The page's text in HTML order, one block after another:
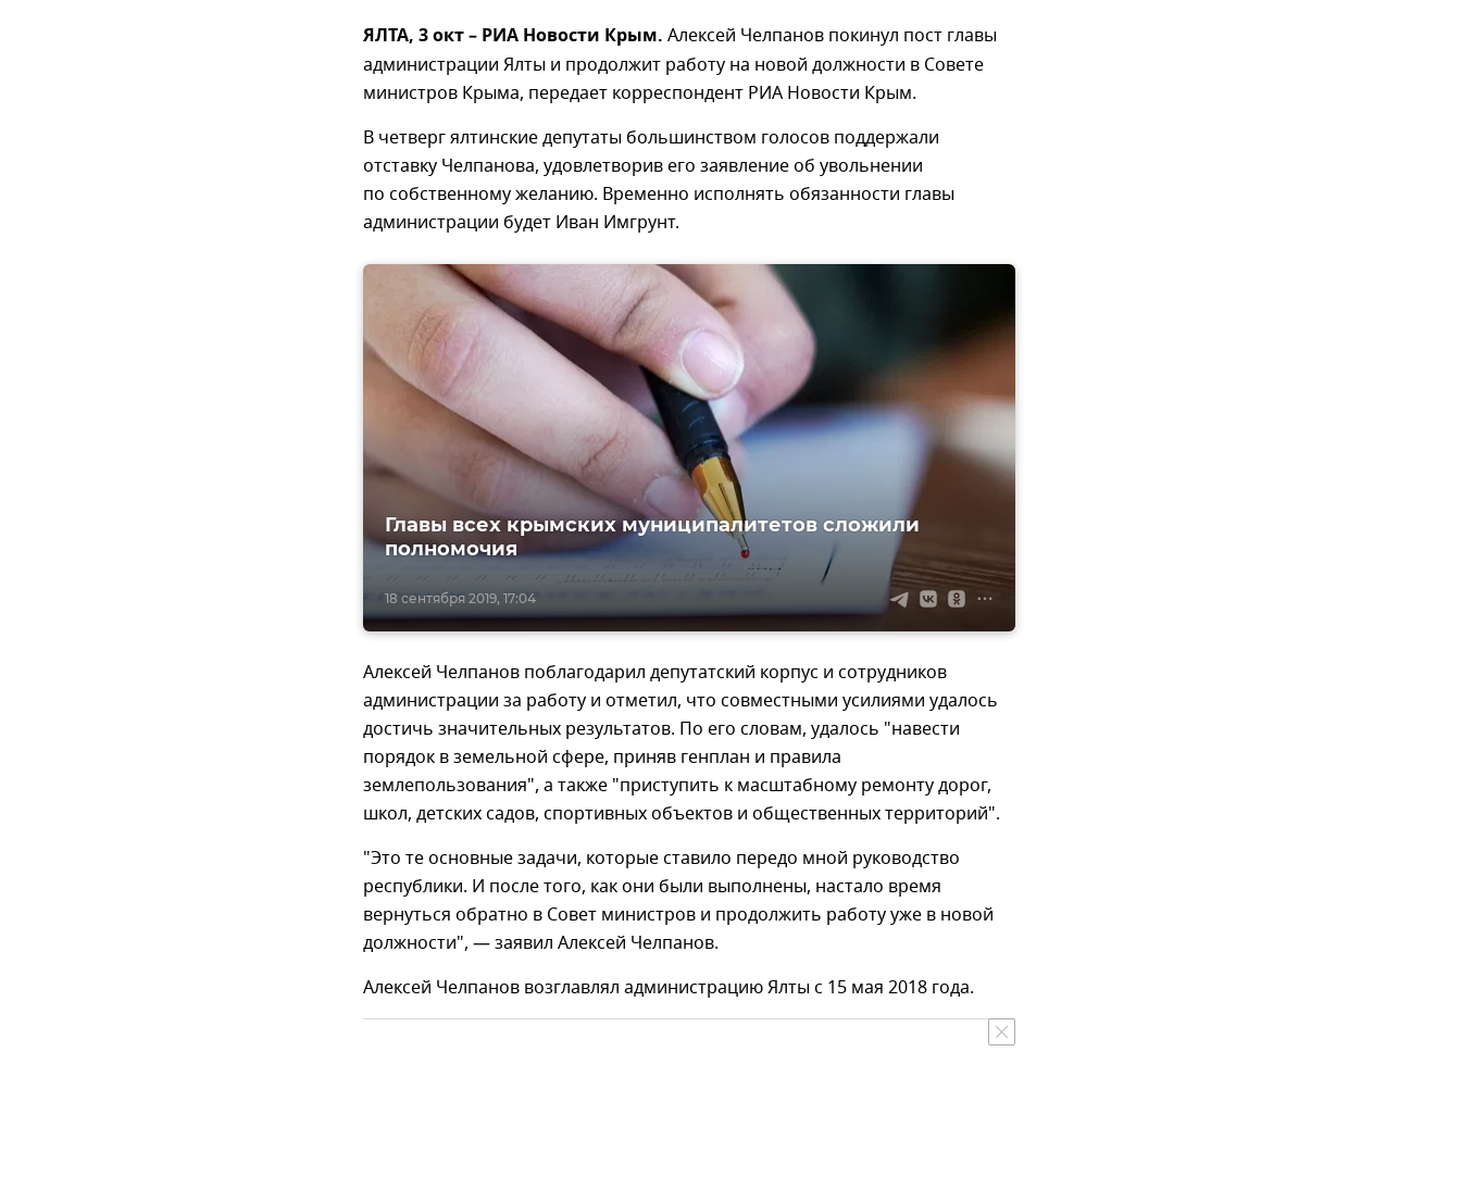
ЯЛТА, 3 окт – РИА Новости Крым. Алексей Челпанов покинул пост главы
администрации Ялты и продолжит работу на новой должности в Совете
министров Крыма, передает корреспондент РИА Новости Крым.
В четверг ялтинские депутаты большинством голосов поддержали
отставку Челпанова, удовлетворив его заявление об увольнении
по собственному желанию. Временно исполнять обязанности главы
администрации будет Иван Имгрунт.
18 сентября 2019, 17:04
Главы всех крымских муниципалитетов сложили
полномочия
Алексей Челпанов поблагодарил депутатский корпус и сотрудников
администрации за работу и отметил, что совместными усилиями удалось
достичь значительных результатов. По его словам, удалось "навести
порядок в земельной сфере, приняв генплан и правила
землепользования", а также "приступить к масштабному ремонту дорог,
школ, детских садов, спортивных объектов и общественных территорий".
"Это те основные задачи, которые ставило передо мной руководство
республики. И после того, как они были выполнены, настало время
вернуться обратно в Совет министров и продолжить работу уже в новой
должности", — заявил Алексей Челпанов.
Алексей Челпанов возглавлял администрацию Ялты с 15 мая 2018 года.